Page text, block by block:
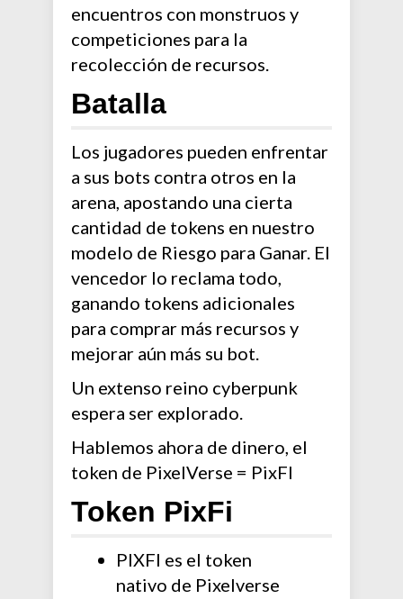
encuentros con monstruos y
competiciones para la
recolección de recursos.
Batalla
Los jugadores pueden enfrentar
a sus bots contra otros en la
arena, apostando una cierta
cantidad de tokens en nuestro
modelo de Riesgo para Ganar. El
vencedor lo reclama todo,
ganando tokens adicionales
para comprar más recursos y
mejorar aún más su bot.
Un extenso reino cyberpunk
espera ser explorado.
Hablemos ahora de dinero, el
token de PixelVerse = PixFI
Token PixFi
PIXFI es el token
nativo de Pixelverse